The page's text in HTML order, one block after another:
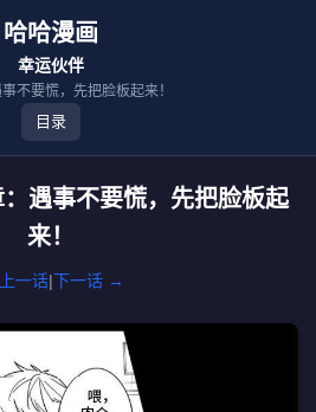
哈哈漫画
幸运伙伴
不要慌，先把脸板起来！
目录
遇事不要慌，先把脸板起
来！
一话|下一话 →